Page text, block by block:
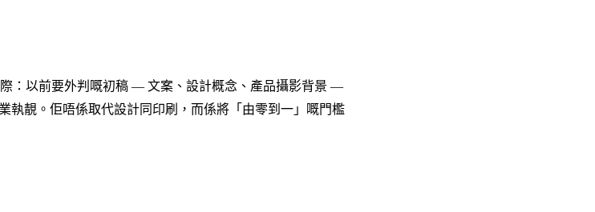
：以前要外判嘅初稿 — 文案、設計概念、產品攝影背景 —
執靚。佢唔係取代設計同印刷，而係將「由零到一」嘅門檻